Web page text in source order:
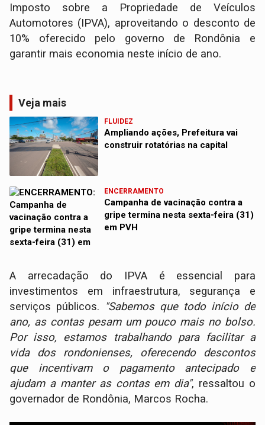
Imposto sobre a Propriedade de Veículos
Automotores (IPVA), aproveitando o desconto de
10% oferecido pelo governo de Rondônia e
garantir mais economia neste início de ano.
Veja mais
FLUIDEZ
Ampliando ações, Prefeitura vai
construir rotatórias na capital
ENCERRAMENTO
Campanha de vacinação contra a
gripe termina nesta sexta-feira (31)
em PVH
A arrecadação do IPVA é essencial para
investimentos em infraestrutura, segurança e
serviços públicos. "Sabemos que todo início de
ano, as contas pesam um pouco mais no bolso.
Por isso, estamos trabalhando para facilitar a
vida dos rondonienses, oferecendo descontos
que incentivam o pagamento antecipado e
ajudam a manter as contas em dia", ressaltou o
governador de Rondônia, Marcos Rocha.